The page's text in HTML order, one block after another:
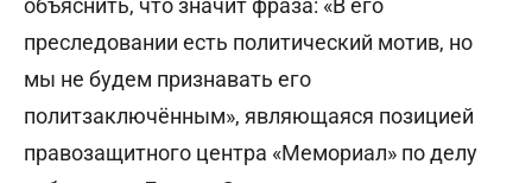
преследовании есть политический мотив, но
мы не будем признавать его
политзаключённым», являющаяся позицией
правозащитного центра «Мемориал» по делу